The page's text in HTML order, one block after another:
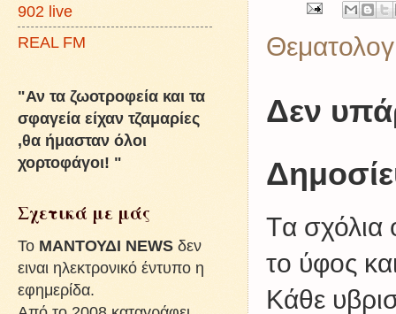
Δεν
Tα σχόλια
το ύφος
Kάθε
902 live
REAL FM
"Αν τα ζωοτροφεία και τα
σφαγεία είχαν τζαμαρίες
,θα ήμασταν όλοι
χορτοφάγοι! "
Σχετικά με μάς
To ΜΑΝΤΟΥΔΙ NEWS δεν
ειναι ηλεκτρονικό έντυπο η
εφημερίδα.